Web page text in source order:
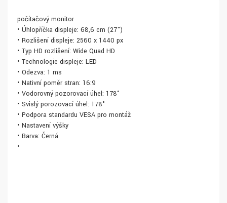
počítačový monitor
• Úhlopříčka displeje: 68,6 cm (27")
• Rozlišení displeje: 2560 x 1440 px
• Typ HD rozlišení: Wide Quad HD
• Technologie displeje: LED
• Odezva: 1 ms
• Nativní poměr stran: 16:9
• Vodorovný pozorovací úhel: 178°
• Svislý porozovací úhel: 178°
• Podpora standardu VESA pro montáž
• Nastavení výšky
• Barva: Černá
•